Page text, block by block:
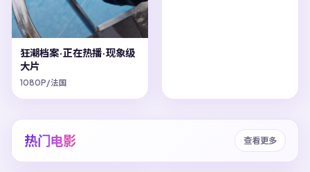
狂潮档案·正在热播·现象级
大片
1080P/法国
热门电影 查看更多